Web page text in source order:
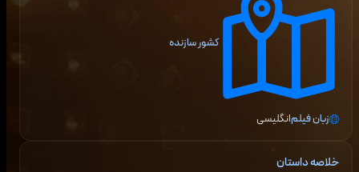
کشور سازنده
زبان فیلمانگلیسی
خلاصه داستان